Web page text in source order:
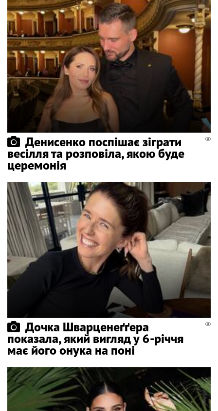
Денисенко поспішає зіграти
весілля та розповіла, якою буде
церемонія
Дочка Шварценеґґера
показала, який вигляд у 6-річчя
має його онука на поні